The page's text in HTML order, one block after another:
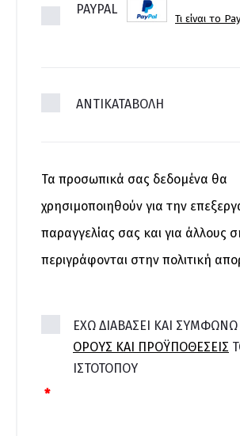
PAYPAL
Τι είναι το
ΑΝΤΙΚΑΤΑΒΟΛΗ
Τα προσωπικά σας δεδομένα θα
χρησιμοποιηθούν για την
παραγγελίας σας και για άλλους
περιγράφονται στην πολιτική
ΈΧΩ ΔΙΑΒΆΣΕΙ ΚΑΙ
ΌΡΟΥΣ ΚΑΙ ΠΡΟΫΠΟΘΈΣΕΙΣ
ΙΣΤΟΤΌΠΟΥ
*